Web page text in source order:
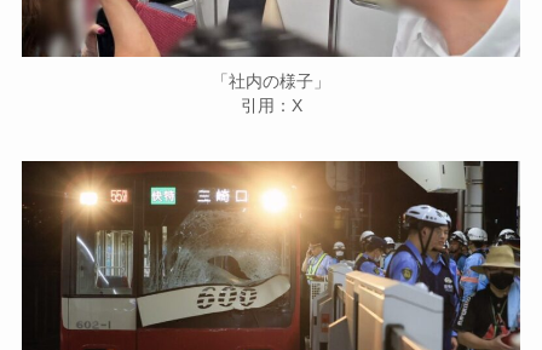
「社内の様子」
引用：X